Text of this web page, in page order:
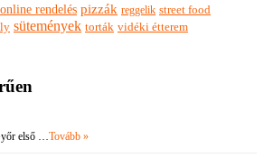
online rendelés pizzák reggelik street food
sütemények torták vidéki étterem
első …Tovább »